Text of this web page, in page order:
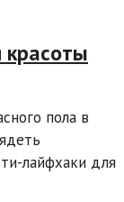
пола в
лайфхаки для